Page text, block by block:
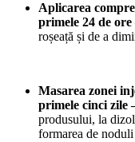
Aplicarea
primele 24 de ore
roșeață și de a
Masarea zonei
primele cinci zile
produsului, la
formarea de